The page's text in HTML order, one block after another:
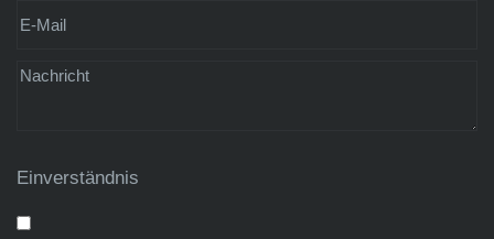
Einverständnis